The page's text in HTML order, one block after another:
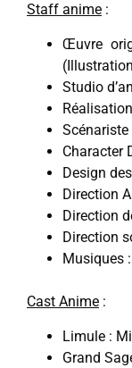
Staff anime :
Œuvre
Studio
Character
Design
Direction
Direction
Direction
Musiques
Cast Anime :
Limule :
Grand